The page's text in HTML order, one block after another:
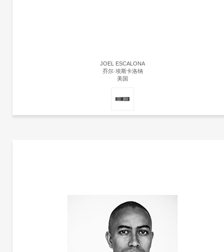
JOEL ESCALONA
乔尔·埃斯卡洛纳
美国